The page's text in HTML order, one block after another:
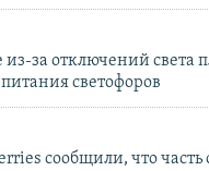
из-за отключений света
светофоров
сообщили, что часть